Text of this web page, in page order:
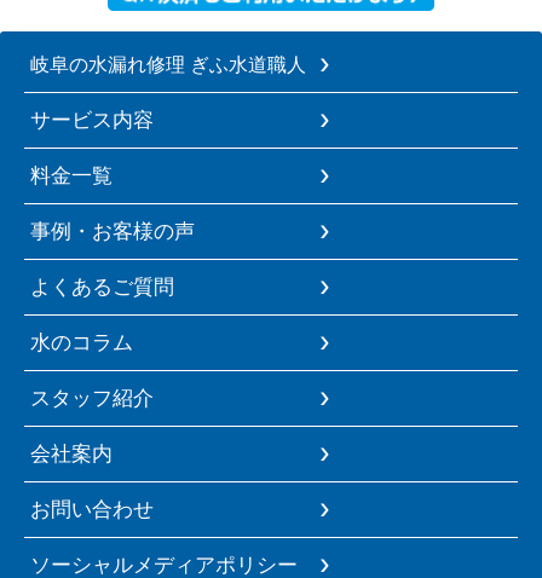
岐阜の水漏れ修理 ぎふ水道職人
サービス内容
料金一覧
事例・お客様の声
よくあるご質問
水のコラム
スタッフ紹介
会社案内
お問い合わせ
ソーシャルメディアポリシー